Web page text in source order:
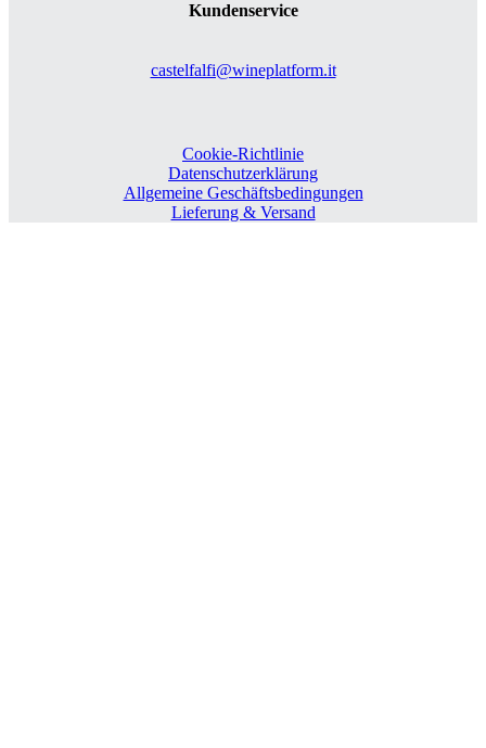
Kundenservice
castelfalfi@wineplatform.it
Cookie-Richtlinie
Datenschutzerklärung
Allgemeine Geschäftsbedingungen
Lieferung & Versand